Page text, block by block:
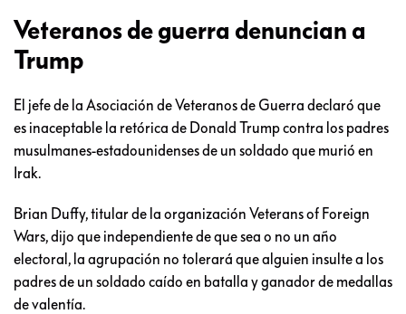
Veteranos de guerra denuncian a
Trump
El jefe de la Asociación de Veteranos de Guerra declaró que
es inaceptable la retórica de Donald Trump contra los padres
musulmanes-estadounidenses de un soldado que murió en
Irak.
Brian Duffy, titular de la organización Veterans of Foreign
Wars, dijo que independiente de que sea o no un año
electoral, la agrupación no tolerará que alguien insulte a los
padres de un soldado caído en batalla y ganador de medallas
de valentía.